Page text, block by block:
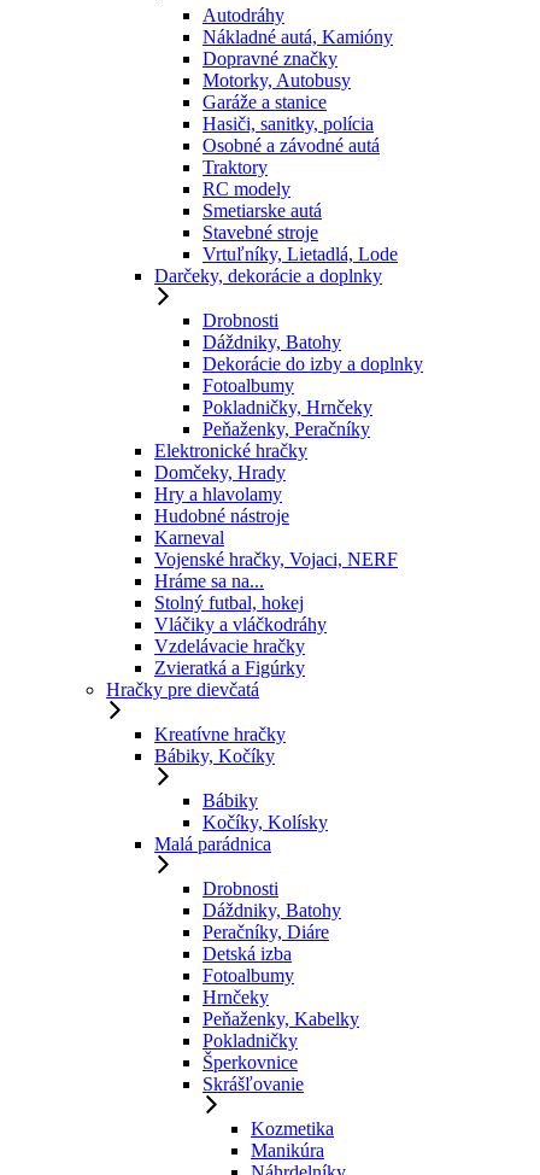
Autodráhy
Nákladné autá, Kamióny
Dopravné značky
Motorky, Autobusy
Garáže a stanice
Hasiči, sanitky, polícia
Osobné a závodné autá
Traktory
RC modely
Smetiarske autá
Stavebné stroje
Vrtuľníky, Lietadlá, Lode
Darčeky, dekorácie a doplnky
Drobnosti
Dáždniky, Batohy
Dekorácie do izby a doplnky
Fotoalbumy
Pokladničky, Hrnčeky
Peňaženky, Peračníky
Elektronické hračky
Domčeky, Hrady
Hry a hlavolamy
Hudobné nástroje
Karneval
Vojenské hračky, Vojaci, NERF
Hráme sa na...
Stolný futbal, hokej
Vláčiky a vláčkodráhy
Vzdelávacie hračky
Zvieratká a Figúrky
Hračky pre dievčatá
Kreatívne hračky
Bábiky, Kočíky
Bábiky
Kočíky, Kolísky
Malá parádnica
Drobnosti
Dáždniky, Batohy
Peračníky, Diáre
Detská izba
Fotoalbumy
Hrnčeky
Peňaženky, Kabelky
Pokladničky
Šperkovnice
Skrášľovanie
Kozmetika
Manikúra